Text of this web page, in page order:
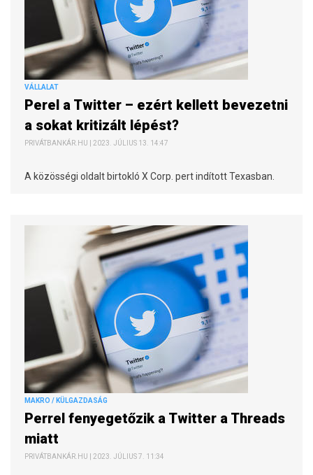
VÁLLALAT
Perel a Twitter – ezért kellett bevezetni
a sokat kritizált lépést?
PRIVÁTBANKÁR.HU | 2023. JÚLIUS 13. 14:47
A közösségi oldalt birtokló X Corp. pert indított Texasban.
MAKRO / KÜLGAZDASÁG
Perrel fenyegetőzik a Twitter a Threads
miatt
PRIVÁTBANKÁR.HU | 2023. JÚLIUS 7. 11:34